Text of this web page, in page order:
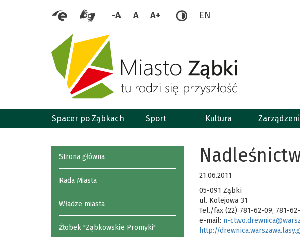
-A A A+ EN
Spacer po Ząbkach Sport Kultura
Strona główna
Rada Miasta
Władze miasta
Żłobek "Ząbkowskie Promyki"
21.06.2011
05-091 Ząbki
ul. Kolejowa 31
Tel./fax (22) 781-62-09, 781-
e-mail: n-
http://